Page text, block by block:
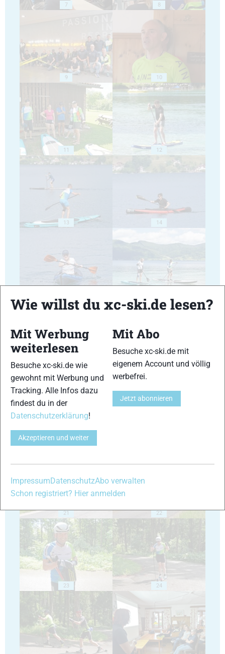
7 8
9 10
11 12
13 14
17 18
19
21 22
23 24
Wie willst du xc-ski.de lesen?
Mit Werbung
weiterlesen
Besuche xc-ski.de wie
gewohnt mit Werbung und
Tracking. Alle Infos dazu
findest du in der
Datenschutzerklärung!
Akzeptieren und weiter
Mit Abo
Besuche xc-ski.de mit
eigenem Account und völlig
werbefrei.
Jetzt abonnieren
ImpressumDatenschutzAbo verwalten
Schon registriert? Hier anmelden